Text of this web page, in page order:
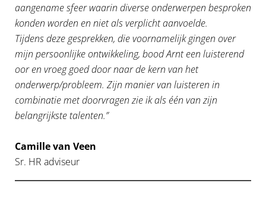
aangename sfeer waarin diverse onderwerpen besproken
konden worden en niet als verplicht aanvoelde.
Tijdens deze gesprekken, die voornamelijk gingen over
mijn persoonlijke ontwikkeling, bood Arnt een luisterend
oor en vroeg goed door naar de kern van het
onderwerp/probleem. Zijn manier van luisteren in
combinatie met doorvragen zie ik als één van zijn
belangrijkste talenten.”
Camille van Veen
Sr. HR adviseur